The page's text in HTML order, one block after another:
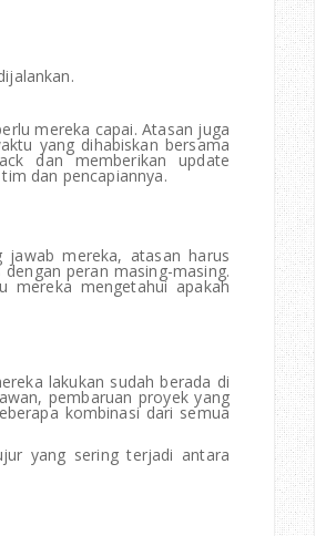
mereka capai. Atasan juga
yang dihabiskan bersama
dan memberikan update
dan pencapiannya.
jawab mereka, atasan harus
peran masing-masing.
mereka mengetahui apakah
lakukan sudah berada di
pembaruan proyek yang
kombinasi dari semua
yang sering terjadi antara